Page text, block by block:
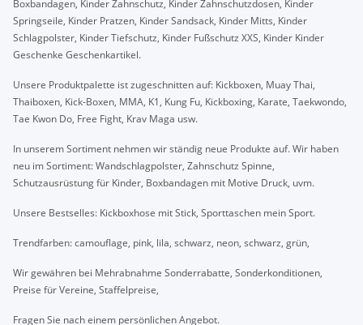
Boxbandagen, Kinder Zahnschutz, Kinder Zahnschutzdosen, Kinder
Springseile, Kinder Pratzen, Kinder Sandsack, Kinder Mitts, Kinder
Schlagpolster, Kinder Tiefschutz, Kinder Fußschutz XXS, Kinder Kinder
Geschenke Geschenkartikel.
Unsere Produktpalette ist zugeschnitten auf: Kickboxen, Muay Thai,
Thaiboxen, Kick-Boxen, MMA, K1, Kung Fu, Kickboxing, Karate, Taekwondo,
Tae Kwon Do, Free Fight, Krav Maga usw.
In unserem Sortiment nehmen wir ständig neue Produkte auf. Wir haben
neu im Sortiment: Wandschlagpolster, Zahnschutz Spinne,
Schutzausrüstung für Kinder, Boxbandagen mit Motive Druck, uvm.
Unsere Bestselles: Kickboxhose mit Stick, Sporttaschen mein Sport.
Trendfarben: camouflage, pink, lila, schwarz, neon, schwarz, grün,
Wir gewähren bei Mehrabnahme Sonderrabatte, Sonderkonditionen,
Preise für Vereine, Staffelpreise,
Fragen Sie nach einem persönlichen Angebot.